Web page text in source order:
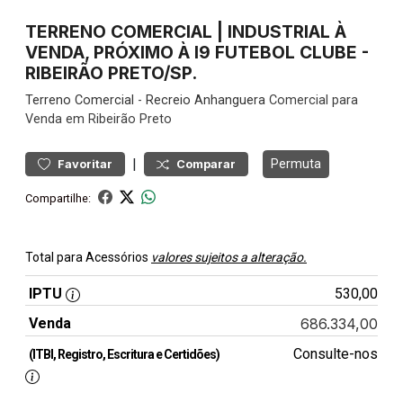
TERRENO COMERCIAL | INDUSTRIAL À
VENDA, PRÓXIMO À I9 FUTEBOL CLUBE -
RIBEIRÃO PRETO/SP.
Terreno Comercial - Recreio Anhanguera Comercial para
Venda em Ribeirão Preto
Favoritar | Comparar Permuta
Compartilhe:
Total para Acessórios valores sujeitos a alteração.
IPTU
530,00
Venda
686.334,00
(ITBI, Registro, Escritura e Certidões) Consulte-nos